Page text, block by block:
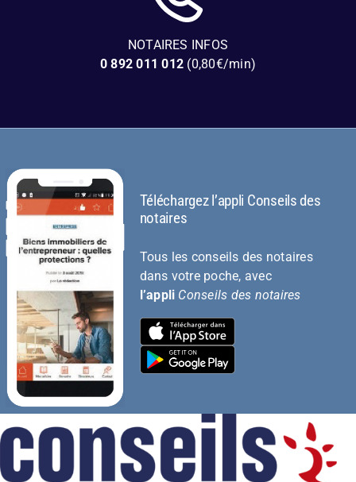
NOTAIRES INFOS
0 892 011 012 (0,80€/min)
Téléchargez l’appli Conseils des
notaires
Tous les conseils des notaires
dans votre poche, avec
l’appli Conseils des notaires